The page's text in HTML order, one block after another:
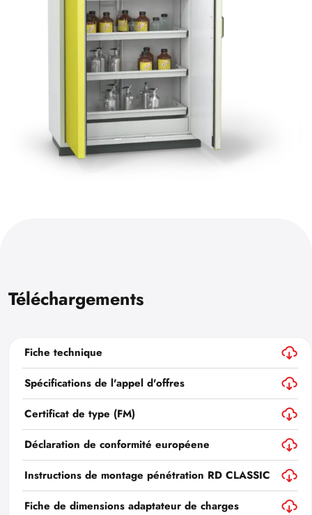
Téléchargements
Fiche technique
Spécifications de l'appel d'offres
Certificat de type (FM)
Déclaration de conformité européene
Instructions de montage pénétration RD CLASSIC
Fiche de dimensions adaptateur de charges